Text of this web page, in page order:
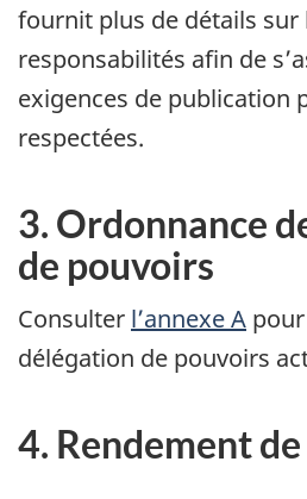
fournit plus de détails sur
responsabilités afin de
exigences de publication
respectées.
3. Ordonnance
de pouvoirs
Consulter l’annexe A
délégation de pouvoirs
4. Rendement